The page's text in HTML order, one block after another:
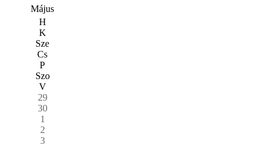
Május
H
K
Sze
Cs
P
Szo
V
29
30
1
2
3